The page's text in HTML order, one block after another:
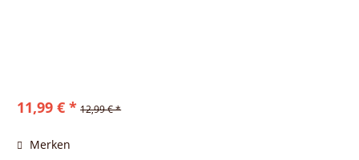
11,99 € * 12,99 € *
Merken